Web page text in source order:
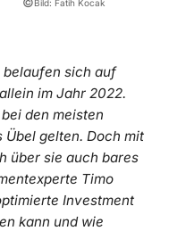
Bild: Fatih Kocak
belaufen sich auf
im Jahr 2022.
den meisten
gelten. Doch mit
über sie auch bares
Timo
Investment
kann und wie